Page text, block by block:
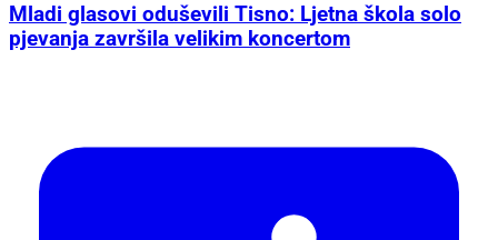
Mladi glasovi oduševili Tisno: Ljetna škola solo
pjevanja završila velikim koncertom